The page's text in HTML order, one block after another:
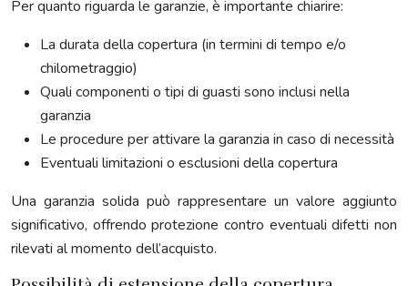
Per quanto riguarda le garanzie, è importante chiarire:
La durata della copertura (in termini di tempo e/o
chilometraggio)
Quali componenti o tipi di guasti sono inclusi nella
garanzia
Le procedure per attivare la garanzia in caso di necessità
Eventuali limitazioni o esclusioni della copertura
Una garanzia solida può rappresentare un valore aggiunto
significativo, offrendo protezione contro eventuali difetti non
rilevati al momento dell’acquisto.